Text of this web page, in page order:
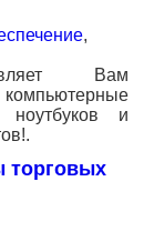
,
Вам
ноутбуков и
торговых